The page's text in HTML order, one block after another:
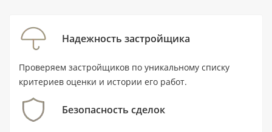
балкон и терраса. Стоимость начинается от 1 510
000 AED, передача объекта запланирована на II
районе Dubai Hills Estate.
Ключевые характеристики
Надежность застройщика
Проверяем застройщиков по уникальному списку
критериев оценки и истории его работ.
Безопасность сделок